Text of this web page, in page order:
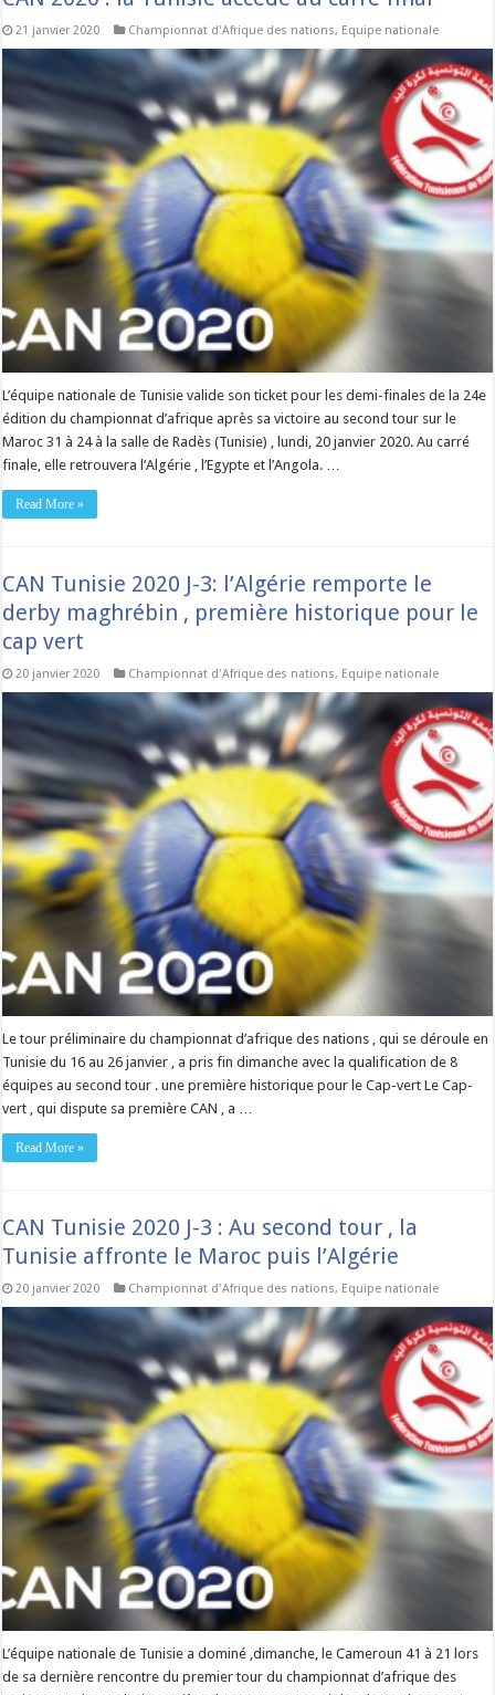
21 janvier 2020 Championnat d'Afrique des nations, Equipe nationale
L’équipe nationale de Tunisie valide son ticket pour les demi-finales de la 24e
édition du championnat d’afrique après sa victoire au second tour sur le
Maroc 31 à 24 à la salle de Radès (Tunisie) , lundi, 20 janvier 2020. Au carré
finale, elle retrouvera l’Algérie , l’Egypte et l’Angola. …
Read More »
CAN Tunisie 2020 J-3: l’Algérie remporte le
derby maghrébin , première historique pour le
cap vert
20 janvier 2020 Championnat d'Afrique des nations, Equipe nationale
Le tour préliminaire du championnat d’afrique des nations , qui se déroule en
Tunisie du 16 au 26 janvier , a pris fin dimanche avec la qualification de 8
équipes au second tour . une première historique pour le Cap-vert Le Cap-
vert , qui dispute sa première CAN , a …
Read More »
CAN Tunisie 2020 J-3 : Au second tour , la
Tunisie affronte le Maroc puis l’Algérie
20 janvier 2020 Championnat d'Afrique des nations, Equipe nationale
L’équipe nationale de Tunisie a dominé ,dimanche, le Cameroun 41 à 21 lors
de sa dernière rencontre du premier tour du championnat d’afrique des